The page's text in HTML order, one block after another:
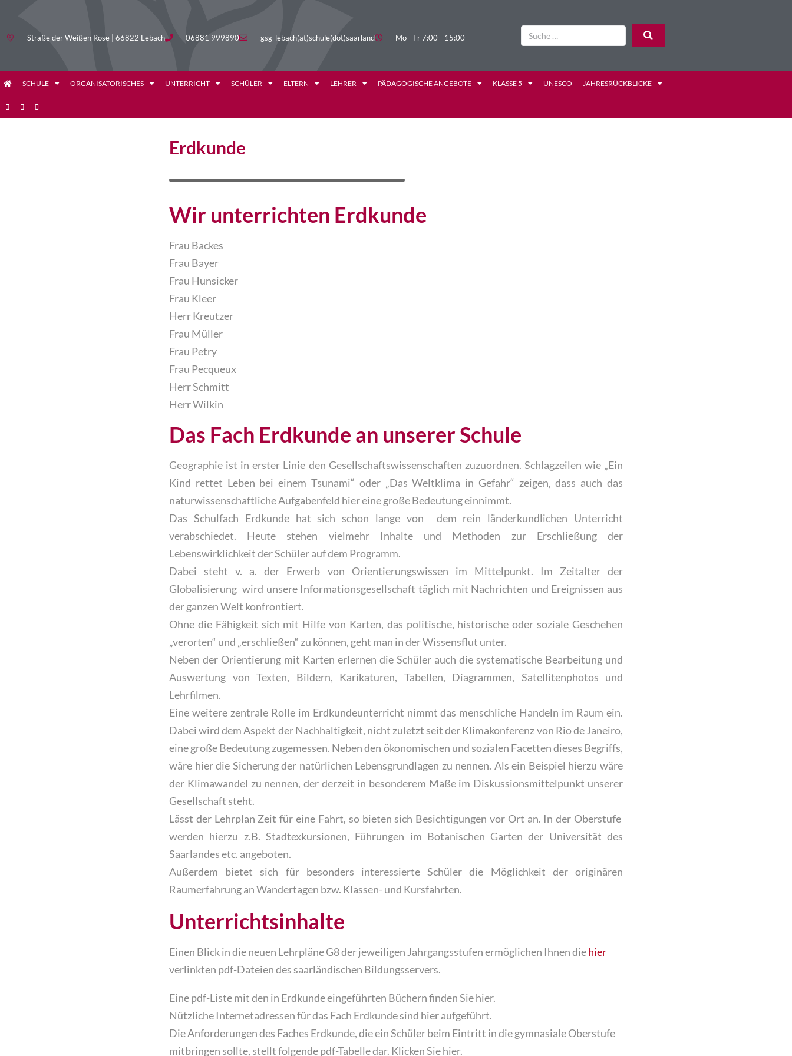
Straße der Weißen Rose | 66822 Lebach 06881 999890 gsg-lebach(at)schule(dot)saarland Mo - Fr 7:00 - 15:00
SCHULE ORGANISATORISCHES UNTERRICHT SCHÜLER ELTERN LEHRER PÄDAGOGISCHE ANGEBOTE KLASSE 5 UNESCO JAHRESRÜCKBLICKE
Erdkunde
Wir unterrichten Erdkunde
Frau Backes
Frau Bayer
Frau Hunsicker
Frau Kleer
Herr Kreutzer
Frau Müller
Frau Petry
Frau Pecqueux
Herr Schmitt
Herr Wilkin
Das Fach Erdkunde an unserer Schule
Geographie ist in erster Linie den Gesellschaftswissenschaften zuzuordnen. Schlagzeilen wie „Ein
Kind rettet Leben bei einem Tsunami“ oder „Das Weltklima in Gefahr“ zeigen, dass auch das
naturwissenschaftliche Aufgabenfeld hier eine große Bedeutung einnimmt.
Das Schulfach Erdkunde hat sich schon lange von dem rein länderkundlichen Unterricht
verabschiedet. Heute stehen vielmehr Inhalte und Methoden zur Erschließung der
Lebenswirklichkeit der Schüler auf dem Programm.
Dabei steht v. a. der Erwerb von Orientierungswissen im Mittelpunkt. Im Zeitalter der
Globalisierung wird unsere Informationsgesellschaft täglich mit Nachrichten und Ereignissen aus
der ganzen Welt konfrontiert.
Ohne die Fähigkeit sich mit Hilfe von Karten, das politische, historische oder soziale Geschehen
„verorten“ und „erschließen“ zu können, geht man in der Wissensflut unter.
Neben der Orientierung mit Karten erlernen die Schüler auch die systematische Bearbeitung und
Auswertung von Texten, Bildern, Karikaturen, Tabellen, Diagrammen, Satellitenphotos und
Lehrfilmen.
Eine weitere zentrale Rolle im Erdkundeunterricht nimmt das menschliche Handeln im Raum ein.
Dabei wird dem Aspekt der Nachhaltigkeit, nicht zuletzt seit der Klimakonferenz von Rio de Janeiro,
eine große Bedeutung zugemessen. Neben den ökonomischen und sozialen Facetten dieses Begriffs,
wäre hier die Sicherung der natürlichen Lebensgrundlagen zu nennen. Als ein Beispiel hierzu wäre
der Klimawandel zu nennen, der derzeit in besonderem Maße im Diskussionsmittelpunkt unserer
Gesellschaft steht.
Lässt der Lehrplan Zeit für eine Fahrt, so bieten sich Besichtigungen vor Ort an. In der Oberstufe
werden hierzu z.B. Stadtexkursionen, Führungen im Botanischen Garten der Universität des
Saarlandes etc. angeboten.
Außerdem bietet sich für besonders interessierte Schüler die Möglichkeit der originären
Raumerfahrung an Wandertagen bzw. Klassen- und Kursfahrten.
Unterrichtsinhalte
Einen Blick in die neuen Lehrpläne G8 der jeweiligen Jahrgangsstufen ermöglichen Ihnen diehier
verlinkten pdf-Dateien des saarländischen Bildungsservers.
Eine pdf-Liste mit den in Erdkunde eingeführten Büchern finden Siehier.
Nützliche Internetadressen für das Fach Erdkunde sind hier aufgeführt.
Die Anforderungen des Faches Erdkunde, die ein Schüler beim Eintritt in die gymnasiale Oberstufe
mitbringen sollte, stellt folgende pdf-Tabelle dar. Klicken Siehier.